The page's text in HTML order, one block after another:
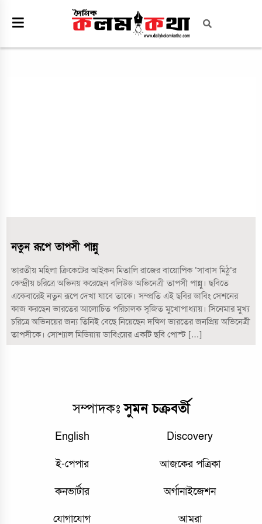
নতুন রূপে তাপসী পান্নু
ভারতীয় মহিলা ক্রিকেটের আইকন মিতালি রাজের বায়োপিক ‘সাবাস মিঠু’র
কেন্দ্রীয় চরিত্রে অভিনয় করেছেন বলিউড অভিনেত্রী তাপসী পান্নু। ছবিতে
একেবারেই নতুন রূপে দেখা যাবে তাকে। সম্প্রতি এই ছবির ডাবিং সেশনের
কাজ করছেন ভারতের আলোচিত পরিচালক সৃজিত মুখোপাধ্যায়। সিনেমার মুখ্য
চরিত্রে অভিনয়ের জন্য তিনিই বেছে নিয়েছেন দক্ষিণ ভারতের জনপ্রিয় অভিনেত্রী
তাপসীকে। সোশ্যাল মিডিয়ায় ডাবিংয়ের একটি ছবি পোস্ট […]
সম্পাদকঃসুমন চক্রবর্তী
English Discovery
ই-পেপার আজকের পত্রিকা
কনভার্টার অর্গানাইজেশন
যোগাযোগ আমরা